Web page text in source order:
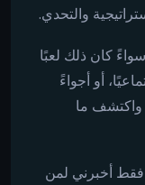
والتحدي.
كان ذلك لعبًا
أو أجواءً
واكتشف ما
أخبرني لمن